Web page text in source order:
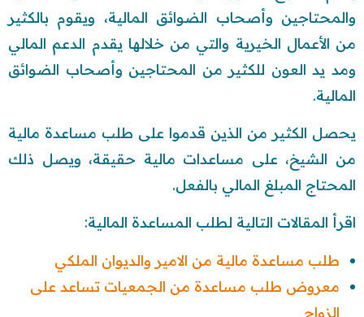
والمحتاجين وأصحاب الضوائق المالية، ويقوم بالكثير
من الأعمال الخيرية والتي من خلالها يقدم الدعم المالي
ومد يد العون للكثير من المحتاجين وأصحاب الضوائق
المالية.
يحصل الكثير من الذين قدموا على طلب مساعدة مالية
من الشيخ، على مساعدات مالية حقيقة، ويصل ذلك
المحتاج المبلغ المالي بالفعل.
اقرأ المقالات التالية لطلب المساعدة المالية:
طلب مساعدة مالية من الامير والديوان الملكي
معروض طلب مساعدة من الجمعيات تساعد على
الزواج